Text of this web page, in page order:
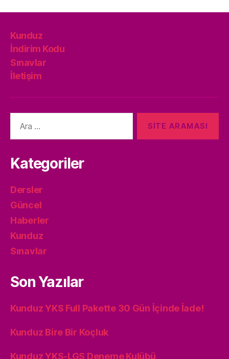
Kunduz
İndirim Kodu
Sınavlar
İletişim
yap:
Kategoriler
Dersler
Güncel
Haberler
Kunduz
Sınavlar
Son Yazılar
Kunduz YKS Full Pakette 30 Gün İçinde İade!
Kunduz Bire Bir Koçluk
Kunduz YKS-LGS Deneme Kulübü